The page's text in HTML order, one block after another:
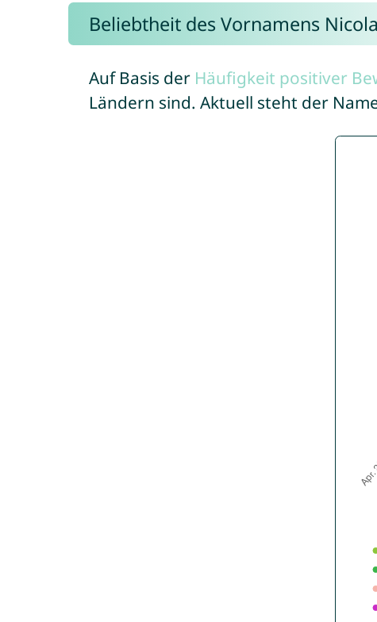
Beliebtheit des Vornamens
Auf Basis der Häufigkeit positiver
Ländern sind. Aktuell steht der